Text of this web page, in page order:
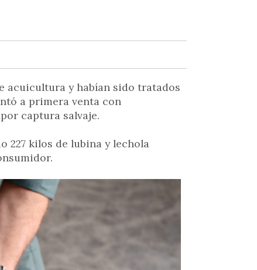
acuicultura y habían sido tratados
a primera venta con
captura salvaje.
227 kilos de lubina y lechola